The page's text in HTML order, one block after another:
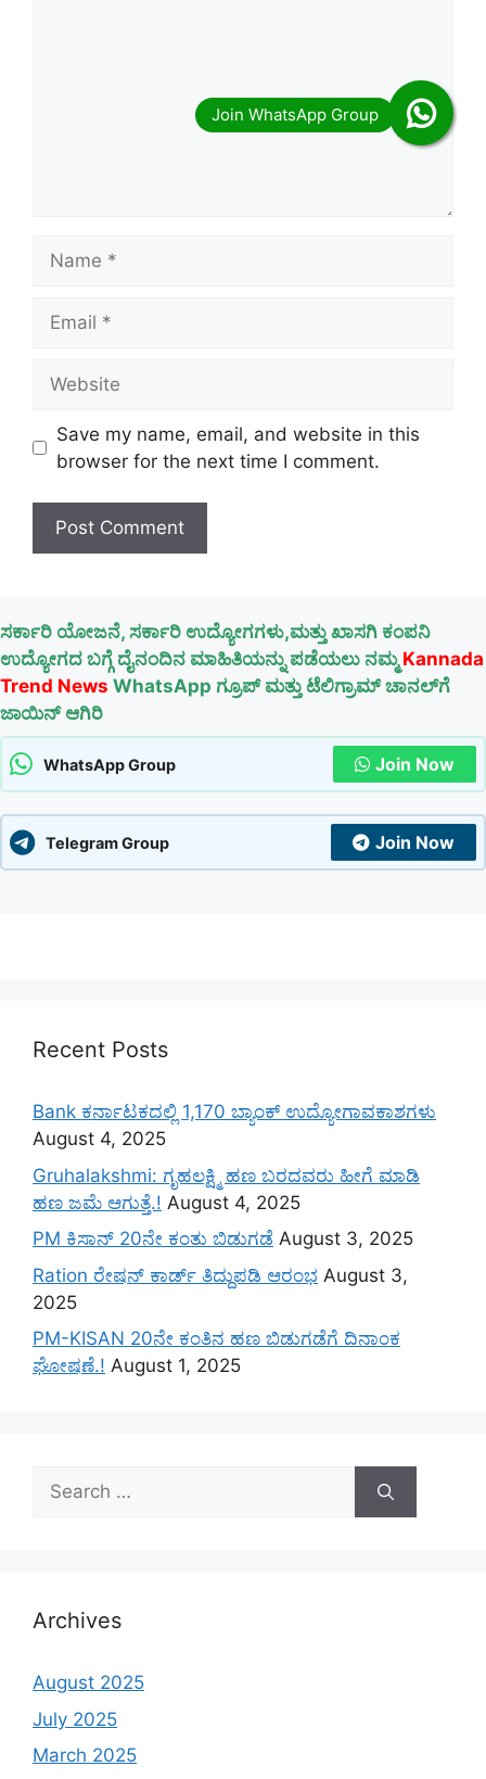
Save my name, email, and website in this
browser for the next time I comment.
ಸರ್ಕಾರಿ ಯೋಜನೆ, ಸರ್ಕಾರಿ ಉದ್ಯೋಗಗಳು,ಮತ್ತು ಖಾಸಗಿ ಕಂಪನಿ
ಉದ್ಯೋಗದ ಬಗ್ಗೆ ದೈನಂದಿನ ಮಾಹಿತಿಯನ್ನು ಪಡೆಯಲು ನಮ್ಮKannada
Trend News WhatsApp ಗ್ರೂಪ್ ಮತ್ತು ಟೆಲಿಗ್ರಾಮ್ ಚಾನಲ್‌ಗೆ
ಜಾಯಿನ್ ಆಗಿರಿ
WhatsApp Group Join Now
Telegram Group Join Now
Recent Posts
Bank ಕರ್ನಾಟಕದಲ್ಲಿ 1,170 ಬ್ಯಾಂಕ್ ಉದ್ಯೋಗಾವಕಾಶಗಳು
August 4, 2025
Gruhalakshmi: ಗೃಹಲಕ್ಷ್ಮಿ ಹಣ ಬರದವರು ಹೀಗೆ ಮಾಡಿ
ಹಣ ಜಮೆ‌ ಆಗುತ್ತೆ.! August 4, 2025
PM ಕಿಸಾನ್ 20ನೇ ಕಂತು ಬಿಡುಗಡೆ August 3, 2025
Ration ರೇಷನ್ ಕಾರ್ಡ್ ತಿದ್ದುಪಡಿ ಆರಂಭ August 3,
2025
PM-KISAN 20ನೇ ಕಂತಿನ ಹಣ ಬಿಡುಗಡೆಗೆ ದಿನಾಂಕ
ಘೋಷಣೆ.! August 1, 2025
Search
for:
Archives
August 2025
July 2025
March 2025